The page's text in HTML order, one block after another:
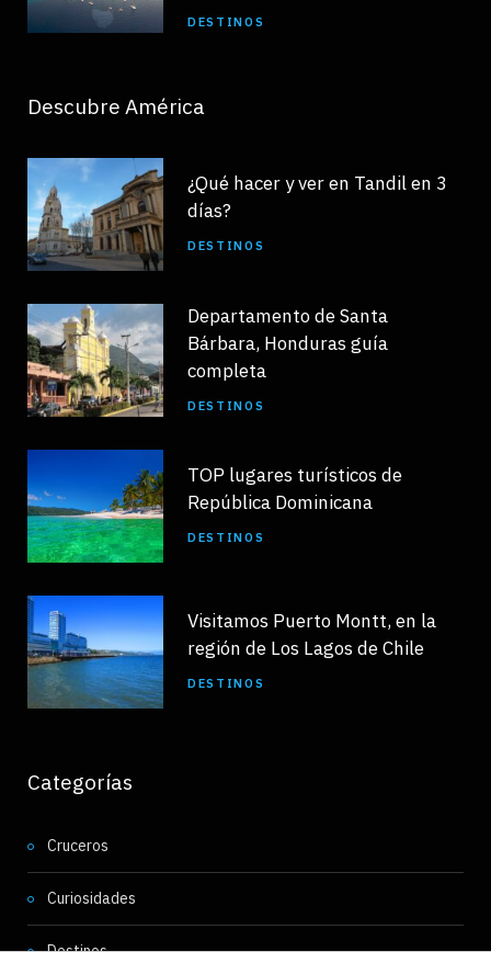
DESTINOS
Descubre América
¿Qué hacer y ver en Tandil en 3
días?
DESTINOS
Departamento de Santa
Bárbara, Honduras guía
completa
DESTINOS
TOP lugares turísticos de
República Dominicana
DESTINOS
Visitamos Puerto Montt, en la
región de Los Lagos de Chile
DESTINOS
Categorías
Cruceros
Curiosidades
Destinos